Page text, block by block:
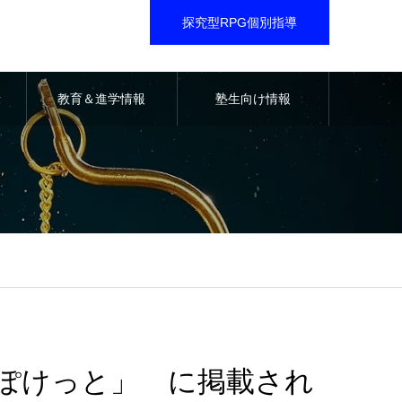
探究型RPG個別指導
教育＆進学情報 塾生向け情報
けっと」 に掲載され